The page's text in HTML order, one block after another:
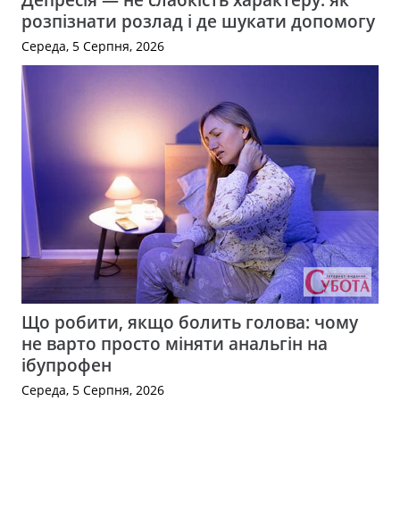
розпізнати розлад і де шукати допомогу
Середа, 5 Серпня, 2026
Що робити, якщо болить голова: чому
не варто просто міняти анальгін на
ібупрофен
Середа, 5 Серпня, 2026